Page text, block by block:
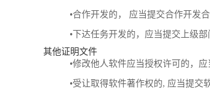
•合作开发的， 应当提交合作开发合
•下达任务开发的，应当提交上级部
其他证明文件
•修改他人软件应当授权许可的，应
•受让取得软件著作权的, 应当提交